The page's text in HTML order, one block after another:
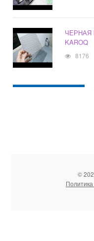
ЧЕРНАЯ
KAROQ
8176
©